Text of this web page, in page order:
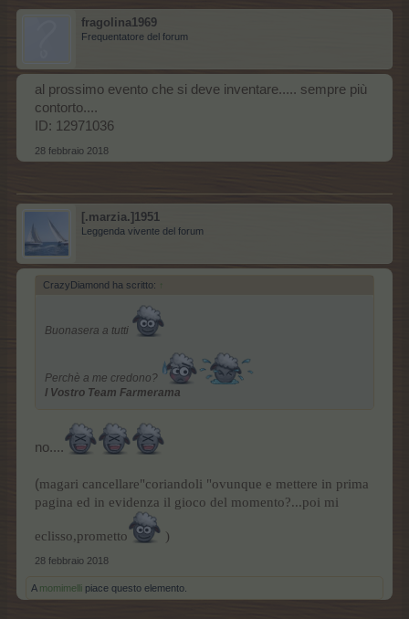
fragolina1969
Frequentatore del forum
al prossimo evento che si deve inventare..... sempre più
contorto....
ID: 12971036
28 febbraio 2018
[.marzia.]1951
Leggenda vivente del forum
CrazyDiamond ha scritto: ↑
Buonasera a tutti
Perchè a me credono?
l Vostro Team Farmerama
no....
(magari cancellare"coriandoli "ovunque e mettere in prima
pagina ed in evidenza il gioco del momento?...poi mi
eclisso,prometto )
28 febbraio 2018
A momimelli piace questo elemento.